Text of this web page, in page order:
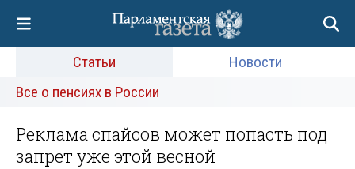
Статьи
Новости
Все о пенсиях в России
Реклама спайсов может попасть под
запрет уже этой весной